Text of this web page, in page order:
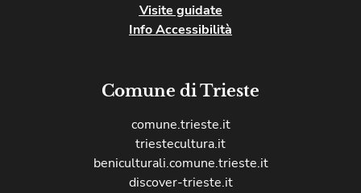
Visite guidate
Info Accessibilità
Comune di Trieste
comune.trieste.it
triestecultura.it
beniculturali.comune.trieste.it
discover-trieste.it